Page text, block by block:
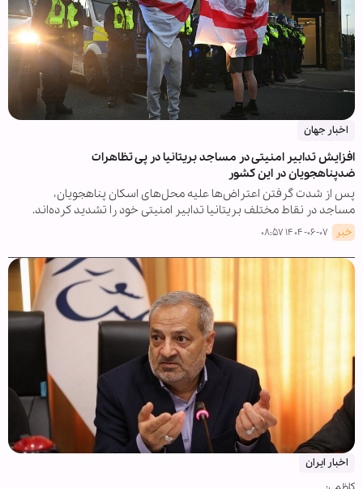
اخبار جهان
افزایش تدابیر امنیتی در مساجد بریتانیا در پی تظاهرات
ضدپناهجویان در این کشور
پس از شدت گرفتن اعتراض‌ها علیه محل‌های اسکان پناهجویان،
مساجد در نقاط مختلف بریتانیا تدابیر امنیتی خود را تشدید کرده‌اند.
خبر ۱۴۰۴-۰۶-۰۷ ۰۸:۵۷
اخبار ایران